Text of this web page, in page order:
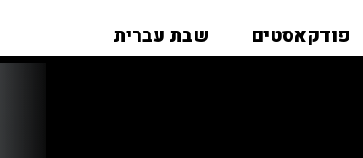
פודקאסטים שבת עברית